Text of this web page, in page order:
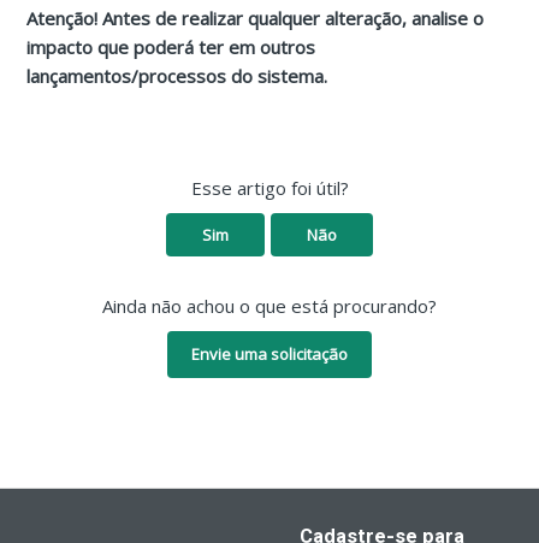
Atenção! Antes de realizar qualquer alteração, analise o
impacto que poderá ter em outros
lançamentos/processos do sistema.
Esse artigo foi útil?
Sim Não
Ainda não achou o que está procurando?
Envie uma solicitação